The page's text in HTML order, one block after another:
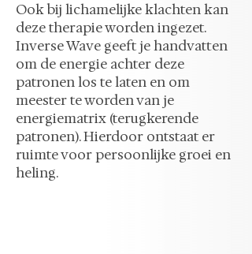
Ook bij lichamelijke klachten kan
deze therapie worden ingezet.
Inverse Wave geeft je handvatten
om de energie achter deze
patronen los te laten en om
meester te worden van je
energiematrix (terugkerende
patronen). Hierdoor ontstaat er
ruimte voor persoonlijke groei en
heling.